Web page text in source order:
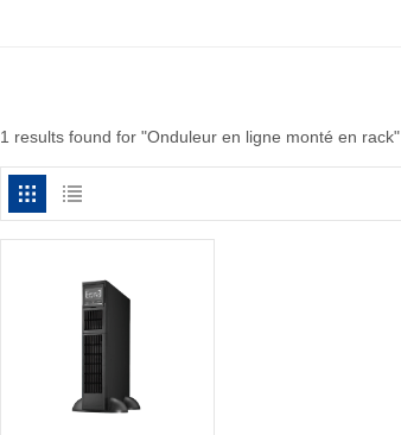
1 results found for "Onduleur en ligne monté en rack"